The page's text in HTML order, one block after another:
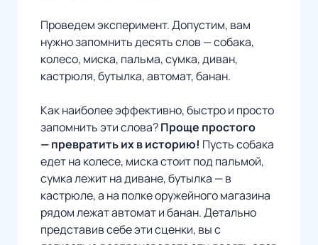
Проведем эксперимент. Допустим, вам
нужно запомнить десять слов — собака,
колесо, миска, пальма, сумка, диван,
кастрюля, бутылка, автомат, банан.
Как наиболее эффективно, быстро и просто
запомнить эти слова?Проще простого
— превратить их в историю! Пусть собака
едет на колесе, миска стоит под пальмой,
сумка лежит на диване, бутылка — в
кастрюле, а на полке оружейного магазина
рядом лежат автомат и банан. Детально
представив себе эти сценки, вы с